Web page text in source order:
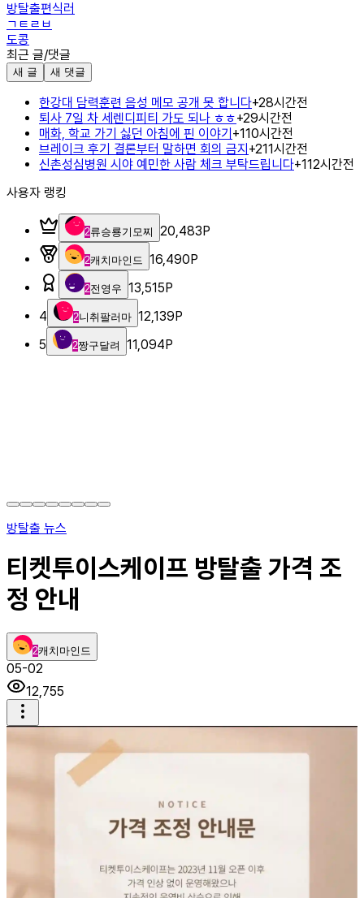
방탈출편식러
ㄱㅌㄹㅂ
도콩
최근 글/댓글
새 글 새 댓글
한강대 담력훈련 음성 메모 공개 못 합니다+28시간전
퇴사 7일 차 세렌디피티 가도 되나 ㅎㅎ+29시간전
매화, 학교 가기 싫던 아침에 핀 이야기+110시간전
브레이크 후기 결론부터 말하면 회의 금지+211시간전
신촌성심병원 시야 예민한 사람 체크 부탁드립니다+112시간전
사용자 랭킹
2류승룡기모찌 20,483P
2캐치마인드 16,490P
2전영우 13,515P
4
2니취팔러마 12,139P
5
2짱구달려 11,094P
방탈출 뉴스
티켓투이스케이프 방탈출 가격 조
정 안내
2캐치마인드
05-02
12,755